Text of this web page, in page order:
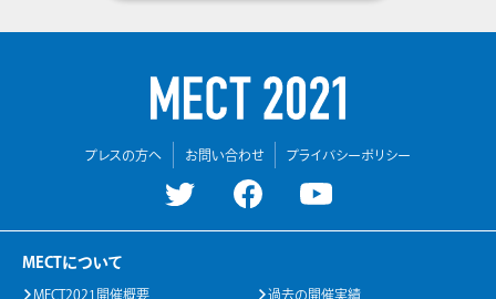
プレスの方へ お問い合わせ プライバシーポリシー
MECTについて
MECT2021開催概要 過去の開催実績